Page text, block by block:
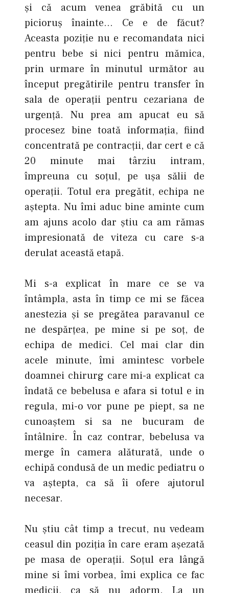
şi că acum venea grăbită cu un
picioruș înainte… Ce e de făcut?
Aceasta poziție nu e recomandata nici
pentru bebe si nici pentru mămica,
prin urmare în minutul următor au
început pregătirile pentru transfer în
sala de operații pentru cezariana de
urgenţă. Nu prea am apucat eu să
procesez bine toată informația, fiind
concentrată pe contracții, dar cert e că
20 minute mai târziu intram,
împreuna cu soțul, pe ușa sălii de
operații. Totul era pregătit, echipa ne
aștepta. Nu îmi aduc bine aminte cum
am ajuns acolo dar știu ca am rămas
impresionată de viteza cu care s-a
derulat această etapă.
Mi s-a explicat în mare ce se va
întâmpla, asta în timp ce mi se făcea
anestezia şi se pregătea paravanul ce
ne despărțea, pe mine si pe soț, de
echipa de medici. Cel mai clar din
acele minute, îmi amintesc vorbele
doamnei chirurg care mi-a explicat ca
îndată ce bebelusa e afara si totul e in
regula, mi-o vor pune pe piept, sa ne
cunoaștem si sa ne bucuram de
întâlnire. În caz contrar, bebelusa va
merge în camera alăturată, unde o
echipă condusă de un medic pediatru o
va aștepta, ca să îi ofere ajutorul
necesar.
Nu știu cât timp a trecut, nu vedeam
ceasul din poziția în care eram așezată
pe masa de operații. Soțul era lângă
mine si îmi vorbea, îmi explica ce fac